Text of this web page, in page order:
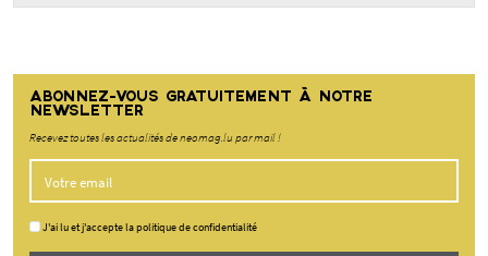
ABONNEZ-VOUS GRATUITEMENT À NOTRE
NEWSLETTER
Recevez toutes les actualités de neomag.lu par mail !
J'ai lu et j'accepte la politique de confidentialité